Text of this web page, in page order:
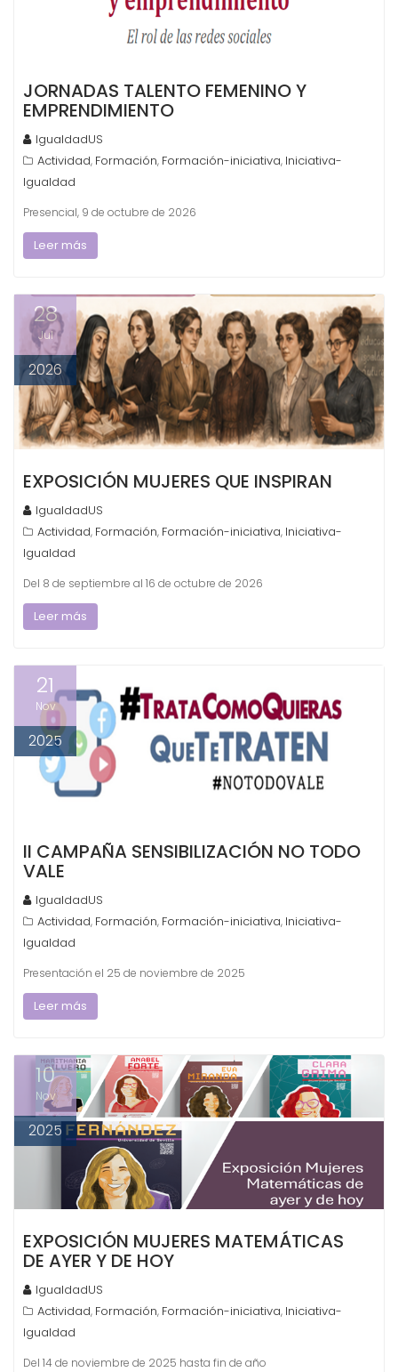
JORNADAS TALENTO FEMENINO Y
EMPRENDIMIENTO
IgualdadUS
Actividad, Formación, Formación-iniciativa, Iniciativa-
Igualdad
Presencial, 9 de octubre de 2026
Leer más
28
Jul
2026
EXPOSICIÓN MUJERES QUE INSPIRAN
IgualdadUS
Actividad, Formación, Formación-iniciativa, Iniciativa-
Igualdad
Del 8 de septiembre al 16 de octubre de 2026
Leer más
21
Nov
2025
II CAMPAÑA SENSIBILIZACIÓN NO TODO
VALE
IgualdadUS
Actividad, Formación, Formación-iniciativa, Iniciativa-
Igualdad
Presentación el 25 de noviembre de 2025
Leer más
10
Nov
2025
EXPOSICIÓN MUJERES MATEMÁTICAS
DE AYER Y DE HOY
IgualdadUS
Actividad, Formación, Formación-iniciativa, Iniciativa-
Igualdad
Del 14 de noviembre de 2025 hasta fin de año